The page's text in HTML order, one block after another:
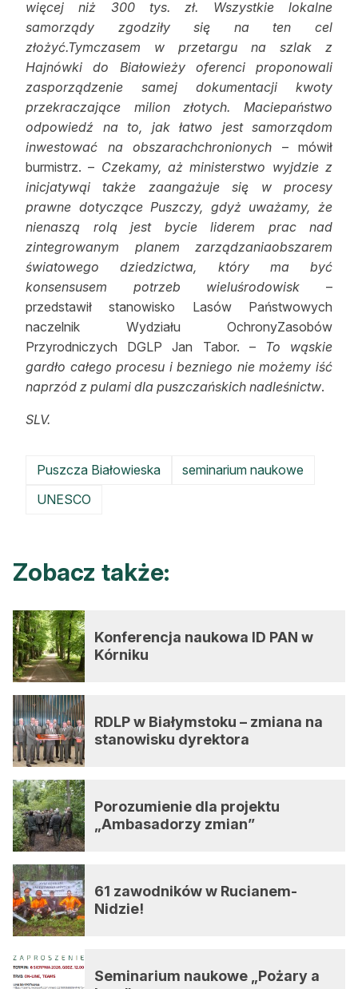
więcej niż 300 tys. zł. Wszystkie lokalne
samorządy zgodziły się na ten cel
złożyć.Tymczasem w przetargu na szlak z
Hajnówki do Białowieży oferenci proponowali
zasporządzenie samej dokumentacji kwoty
przekraczające milion złotych. Maciepaństwo
odpowiedź na to, jak łatwo jest samorządom
inwestować na obszarachchronionych – mówił
burmistrz. – Czekamy, aż ministerstwo wyjdzie z
inicjatywąi także zaangażuje się w procesy
prawne dotyczące Puszczy, gdyż uważamy, że
nienaszą rolą jest bycie liderem prac nad
zintegrowanym planem zarządzaniaobszarem
światowego dziedzictwa, który ma być
konsensusem potrzeb wieluśrodowisk –
przedstawił stanowisko Lasów Państwowych
naczelnik Wydziału OchronyZasobów
Przyrodniczych DGLP Jan Tabor. – To wąskie
gardło całego procesu i bezniego nie możemy iść
naprzód z pulami dla puszczańskich nadleśnictw.
SLV.
Puszcza Białowieska
seminarium naukowe
UNESCO
Zobacz także:
Konferencja naukowa ID PAN w
Kórniku
RDLP w Białymstoku – zmiana na
stanowisku dyrektora
Porozumienie dla projektu
„Ambasadorzy zmian”
61 zawodników w Rucianem-
Nidzie!
Seminarium naukowe „Pożary a